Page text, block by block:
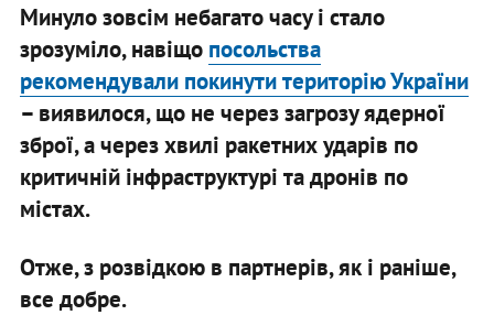
Минуло зовсім небагато часу і стало
зрозуміло, навіщо посольства
рекомендували покинути територію України
– виявилося, що не через загрозу ядерної
зброї, а через хвилі ракетних ударів по
критичній інфраструктурі та дронів по
містах.
Отже, з розвідкою в партнерів, як і раніше,
все добре.